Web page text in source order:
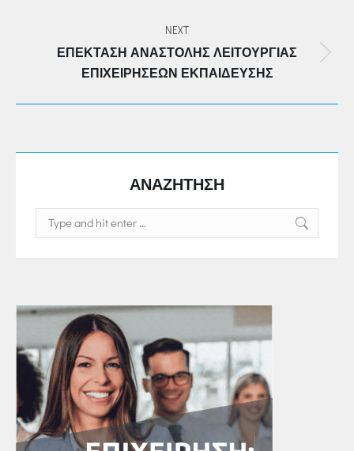
NEXT
Next
post:
ΕΠΈΚΤΑΣΗ ΑΝΑΣΤΟΛΉΣ ΛΕΙΤΟΥΡΓΊΑΣ
ΕΠΙΧΕΙΡΉΣΕΩΝ ΕΚΠΑΊΔΕΥΣΗΣ
ΑΝΑΖΗΤΗΣΗ
Search: